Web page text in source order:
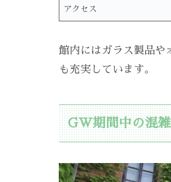
アクセス
館内にはガラス製品や
も充実しています。
GW期間中の混